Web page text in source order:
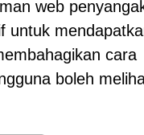
web
untuk
cara
boleh